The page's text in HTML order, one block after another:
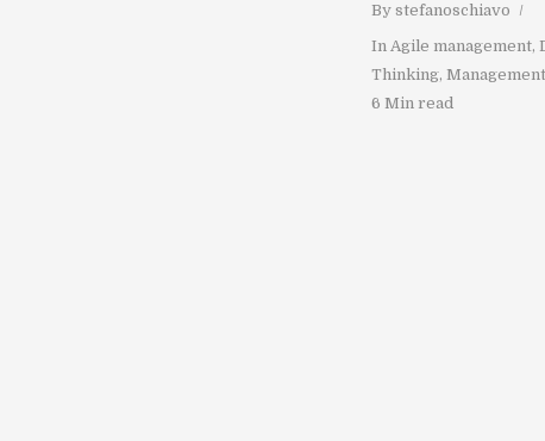
By stefanoschiavo
In Agile management,
Thinking, Management
6 Min read